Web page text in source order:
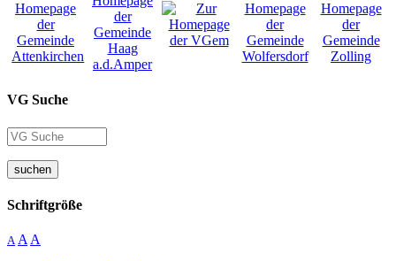
VG Suche
suchen
Schriftgröße
A A A